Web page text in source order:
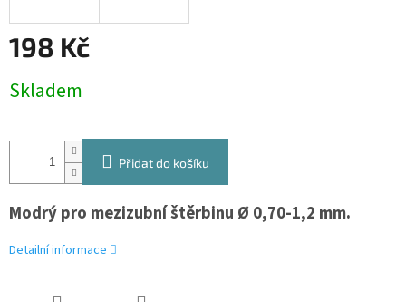
198 Kč
cena:
Skladem
Přidat do košíku
Modrý pro mezizubní štěrbinu Ø 0,70-1,2 mm.
Detailní informace